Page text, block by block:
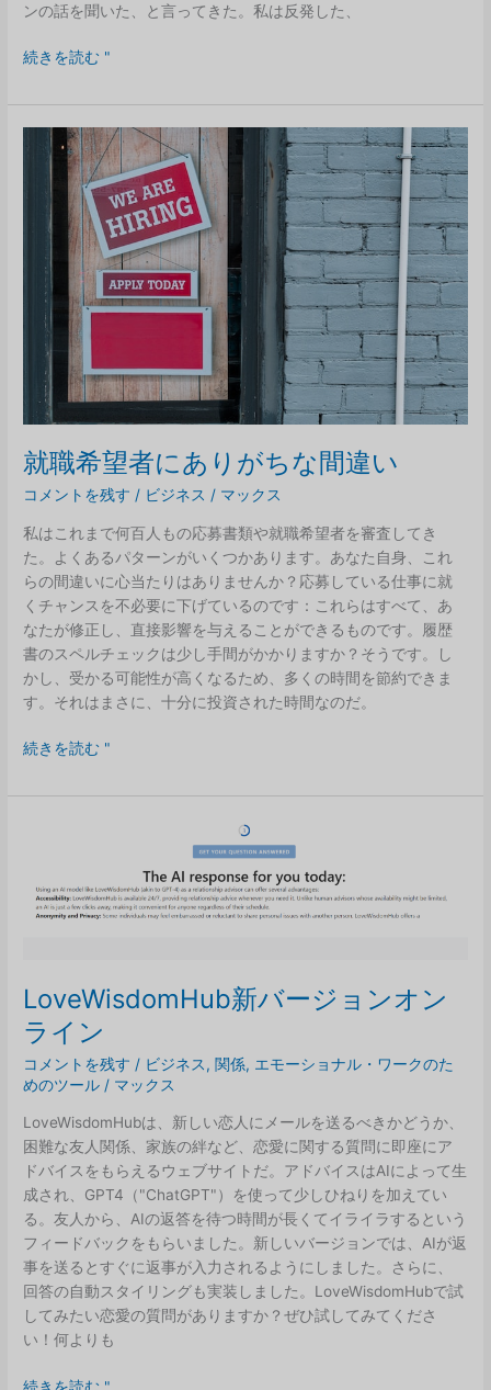
ンの話を聞いた、と言ってきた。私は反発した、
自
の
感
続きを読む "
就職希望者にありがちな間違い
コメントを残す / ビジネス / マックス
私はこれまで何百人もの応募書類や就職希望者を審査してき
た。よくあるパターンがいくつかあります。あなた自身、これ
らの間違いに心当たりはありませんか？応募している仕事に就
くチャンスを不必要に下げているのです：これらはすべて、あ
なたが修正し、直接影響を与えることができるものです。履歴
書のスペルチェックは少し手間がかかりますか？そうです。し
かし、受かる可能性が高くなるため、多くの時間を節約できま
す。それはまさに、十分に投資された時間なのだ。
就
希
あ
り
な
間
違
い
続きを読む "
LoveWisdomHub新バージョンオン
ライン
コメントを残す / ビジネス,関係, エモーショナル・ワークのた
めのツール / マックス
LoveWisdomHubは、新しい恋人にメールを送るべきかどうか、
困難な友人関係、家族の絆など、恋愛に関する質問に即座にア
ドバイスをもらえるウェブサイトだ。アドバイスはAIによって生
成され、GPT4（"ChatGPT"）を使って少しひねりを加えてい
る。友人から、AIの返答を待つ時間が長くてイライラするという
フィードバックをもらいました。新しいバージョンでは、AIが返
事を送るとすぐに返事が入力されるようにしました。さらに、
回答の自動スタイリングも実装しました。LoveWisdomHubで試
してみたい恋愛の質問がありますか？ぜひ試してみてくださ
い！何よりも
LoveWisdomHub
続きを読む "